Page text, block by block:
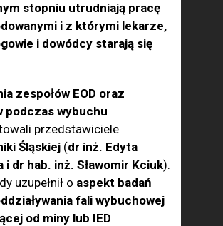
stopniu utrudniają pracę
i z którymi lekarze,
i dowódcy starają się
zespołów EOD oraz
podczas wybuchu
przedstawiciele
Śląskiej (dr inż. Edyta
i dr hab. inż. Sławomir Kciuk).
uzupełnił o aspekt badań
fali wybuchowej
od miny lub IED